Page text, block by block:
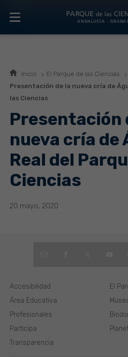
Inicio El Parque de las Ciencias
Presentación de la nueva cría de
las Ciencias
Presentación
nueva cría de
Real del
Ciencias
20 mayo, 2020
El
Área Educativa
Profesionales
Participa
Transparencia
Accesibilidad